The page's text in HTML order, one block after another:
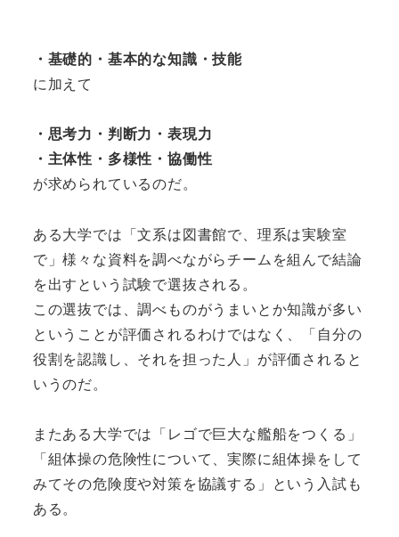
・基礎的・基本的な知識・技能
に加えて
・思考力・判断力・表現力
・主体性・多様性・協働性
が求められているのだ。
ある大学では「文系は図書館で、理系は実験室
で」様々な資料を調べながらチームを組んで結論
を出すという試験で選抜される。
この選抜では、調べものがうまいとか知識が多い
ということが評価されるわけではなく、「自分の
役割を認識し、それを担った人」が評価されると
いうのだ。
またある大学では「レゴで巨大な艦船をつくる」
「組体操の危険性について、実際に組体操をして
みてその危険度や対策を協議する」という入試も
ある。